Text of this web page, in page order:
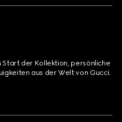
Start der Kollektion, persönliche
aus der Welt von Gucci.